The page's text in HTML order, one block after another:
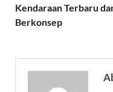
Kendaraan Terbaru
Berkonsep